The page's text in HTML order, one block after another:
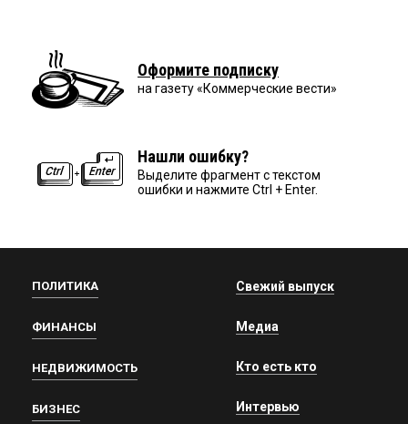
Оформите подписку
на газету «Коммерческие вести»
Нашли ошибку?
Выделите фрагмент с текстом
ошибки и нажмите Ctrl + Enter.
ПОЛИТИКА
ФИНАНСЫ
НЕДВИЖИМОСТЬ
БИЗНЕС
Свежий выпуск
Медиа
Кто есть кто
Интервью